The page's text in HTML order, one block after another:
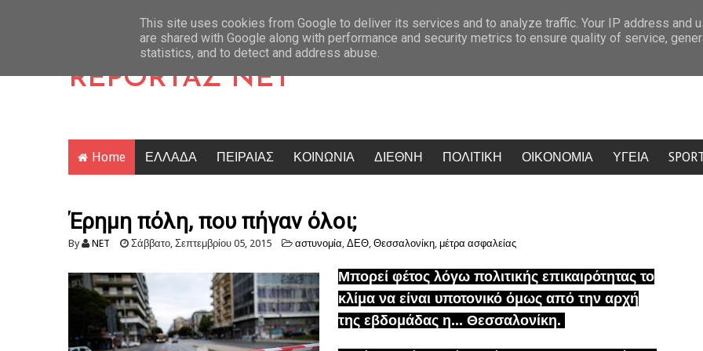
Latest News
να μην υπάρχει αύριο – Από τον καφέ και τα ταξίδια στο κυνήγι δεύτερου εισοδήματος Βάζετε μετρητά στην τράπεζα; Πότε η Εφορία μπορεί
REPORTAZ NET
Home ΕΛΛΑΔΑ ΠΕΙΡΑΙΑΣ ΚΟΙΝΩΝΙΑ ΔΙΕΘΝΗ ΠΟΛΙΤΙΚΗ ΟΙΚΟΝΟΜΙΑ ΥΓΕΙΑ
Έρημη πόλη, που πήγαν όλοι;
By NET Σάββατο, Σεπτεμβρίου 05, 2015 αστυνομία, ΔΕΘ, Θεσσαλονίκη, μέτρα ασφαλείας
Μπορεί φέτος λόγω πολιτικής επικαιρότητας το
κλίμα να είναι υποτονικό όμως από την αρχή
της εβδομάδας η... Θεσσαλονίκη.
This site uses cookies from Google to deliver its services and to analyze traffic. Your IP address and
are shared with Google along with performance and security metrics to ensure quality of service,
statistics, and to detect and address abuse.